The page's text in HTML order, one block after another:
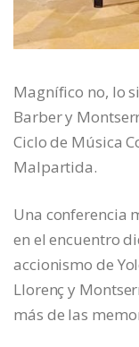
Magnífico no, lo
Barber y
Ciclo de Música
Malpartida.
Una conferencia
en el encuentro
accionismo de
Llorenç y
más de las